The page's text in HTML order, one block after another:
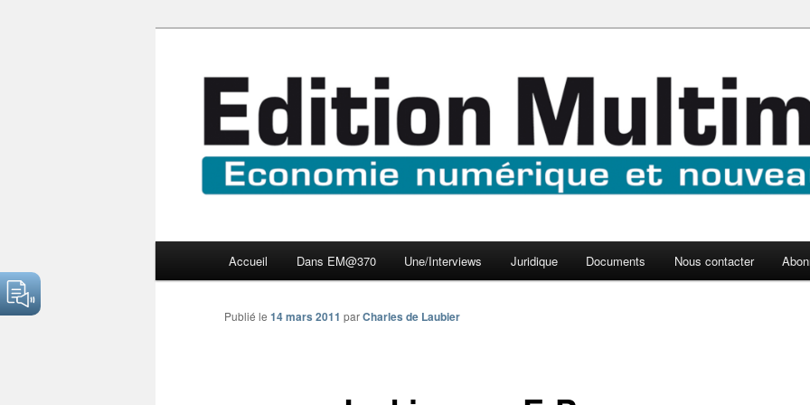
Edition Multimédi@
Accueil Dans EM@370 Une/Interviews Juridique Documents Nous contacter
Publié le 14 mars 2011 parCharles de Laubier